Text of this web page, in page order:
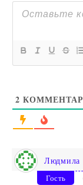
2
Людмила
Гость